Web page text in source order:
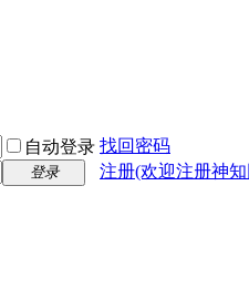
自动登录 找回密码
登录
注册(欢迎注册神